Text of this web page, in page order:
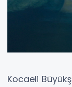
Kocaeli